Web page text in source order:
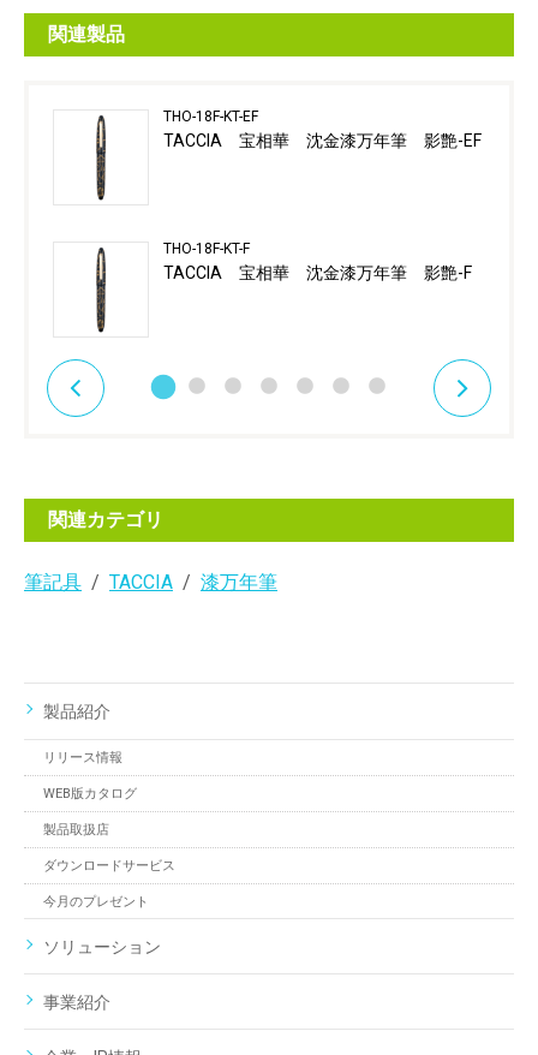
関連製品
THO-18F-KT-EF
TACCIA 宝相華 沈金漆万年筆 影艶-EF
THO-18F-KT-F
TACCIA 宝相華 沈金漆万年筆 影艶-F
関連カテゴリ
筆記具 TACCIA 漆万年筆
製品紹介
リリース情報
WEB版カタログ
製品取扱店
ダウンロードサービス
今月のプレゼント
ソリューション
事業紹介